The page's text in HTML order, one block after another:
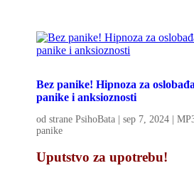
Bez panike! Hipnoza za
panike i anksioznosti
od stranePsihoBata |sep 7, 2024 |
panike
Uputstvo za upotrebu!